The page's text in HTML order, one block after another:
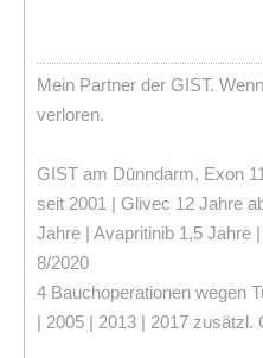
Mein Partner der GIST.
verloren.
GIST am Dünndarm, Exon
seit 2001 | Glivec 12 Jahre
Jahre | Avapritinib 1,5 Jahre
8/2020
4 Bauchoperationen wegen
| 2005 | 2013 | 2017 zusätzl.